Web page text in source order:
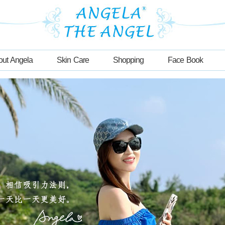
Angela Skin Care Shopping Face Book